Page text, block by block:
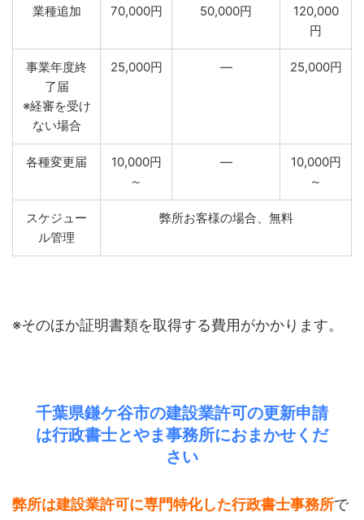
業種追加 70,000円 50,000円
120,000
円
事業年度終
了届
※経審を受け
ない場合
25,000円 ― 25,000円
各種変更届
10,000円
～
―
10,000円
～
スケジュー
ル管理
弊所お客様の場合、無料
※そのほか証明書類を取得する費用がかかります。
千葉県鎌ケ谷市の建設業許可の更新申請
は行政書士とやま事務所におまかせくだ
さい
弊所は建設業許可に専門特化した行政書士事務所で